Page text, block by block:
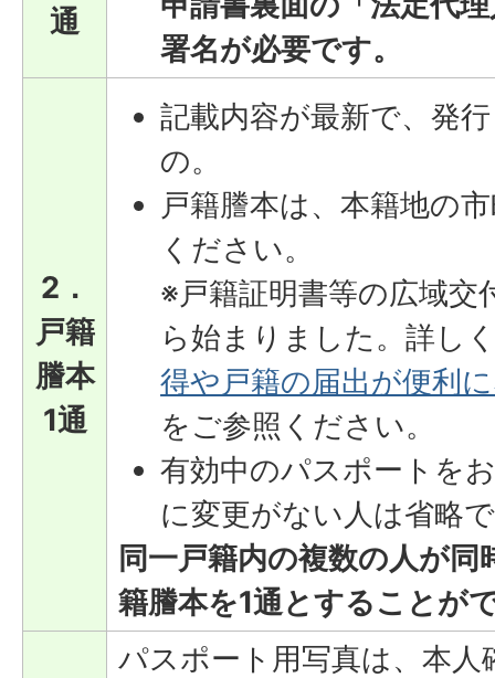
通
署名が必要です。
2．
戸籍
謄本
1通
記載内容が最新で、発
の。
戸籍謄本は、本籍地の
ください。
※戸籍証明書等の広域交
ら始まりました。詳し
得や戸籍の届出が便利
をご参照ください。
有効中のパスポートを
に変更がない人は省略
同一戸籍内の複数の人が
籍謄本を1通とすることが
パスポート用写真は、本